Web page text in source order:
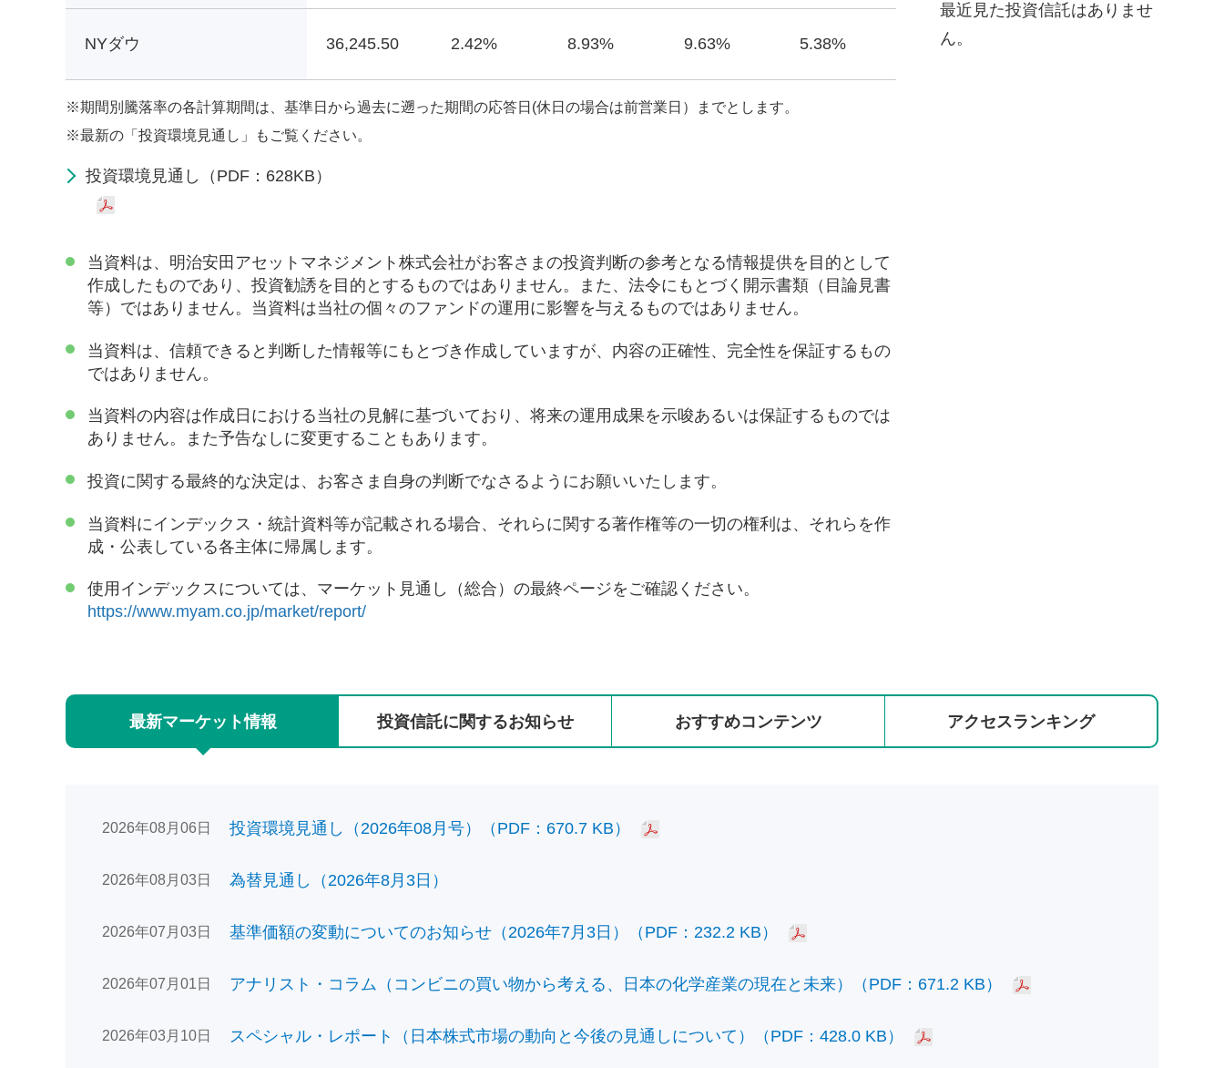
NYダウ 36,245.50 2.42% 8.93% 9.63% 5.38%
※期間別騰落率の各計算期間は、基準日から過去に遡った期間の応答日(休日の場合は前営業日）までとします。
※最新の「投資環境見通し」もご覧ください。
投資環境見通し（PDF：628KB）
当資料は、明治安田アセットマネジメント株式会社がお客さまの投資判断の参考となる情報提供を目的として
作成したものであり、投資勧誘を目的とするものではありません。また、法令にもとづく開示書類（目論見書
等）ではありません。当資料は当社の個々のファンドの運用に影響を与えるものではありません。
当資料は、信頼できると判断した情報等にもとづき作成していますが、内容の正確性、完全性を保証するもの
ではありません。
当資料の内容は作成日における当社の見解に基づいており、将来の運用成果を示唆あるいは保証するものでは
ありません。また予告なしに変更することもあります。
投資に関する最終的な決定は、お客さま自身の判断でなさるようにお願いいたします。
当資料にインデックス・統計資料等が記載される場合、それらに関する著作権等の一切の権利は、それらを作
成・公表している各主体に帰属します。
使用インデックスについては、マーケット見通し（総合）の最終ページをご確認ください。
https://www.myam.co.jp/market/report/
最近見た投資信託はありませ
ん。
最新マーケット情報 投資信託に関するお知らせ おすすめコンテンツ アクセスランキング
2026年08月06日 投資環境見通し（2026年08月号）（PDF：670.7 KB）
2026年08月03日 為替見通し（2026年8月3日）
2026年07月03日 基準価額の変動についてのお知らせ（2026年7月3日）（PDF：232.2 KB）
2026年07月01日 アナリスト・コラム（コンビニの買い物から考える、日本の化学産業の現在と未来）（PDF：671.2 KB）
2026年03月10日 スペシャル・レポート（日本株式市場の動向と今後の見通しについて）（PDF：428.0 KB）